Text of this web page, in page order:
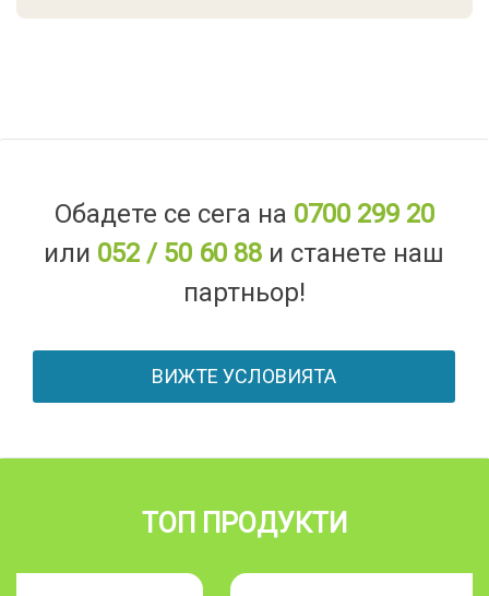
Обадете се сега на 0700 299 20
или 052 / 50 60 88 и станете наш
партньор!
ВИЖТЕ УСЛОВИЯТА
ТОП ПРОДУКТИ